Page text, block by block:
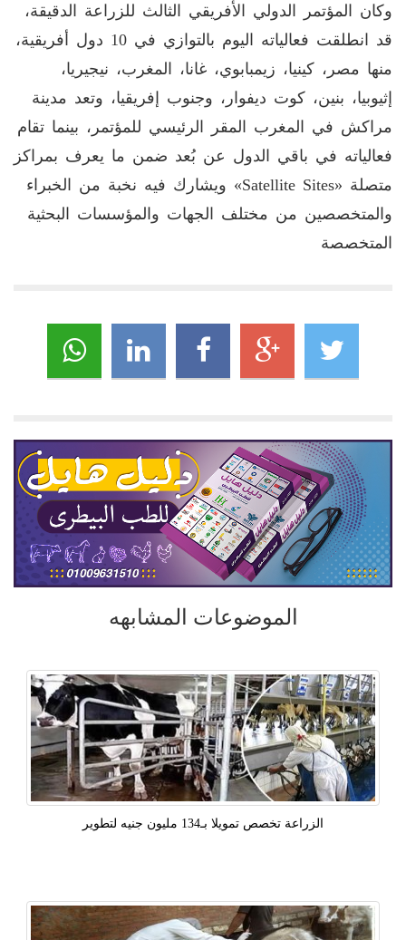
وكان المؤتمر الدولي الأفريقي الثالث للزراعة الدقيقة،
قد انطلقت فعالياته اليوم بالتوازي في 10 دول أفريقية،
منها مصر، كينيا، زيمبابوي، غانا، المغرب، نيجيريا،
إثيوبيا، بنين، كوت ديفوار، وجنوب إفريقيا، وتعد مدينة
مراكش في المغرب المقر الرئيسي للمؤتمر، بينما تقام
فعالياته في باقي الدول عن بُعد ضمن ما يعرف بمراكز
متصلة «Satellite Sites» ويشارك فيه نخبة من الخبراء
والمتخصصين من مختلف الجهات والمؤسسات البحثية
المتخصصة
الموضوعات المشابهه
الزراعة تخصص تمويلا بـ134 مليون جنيه لتطوير